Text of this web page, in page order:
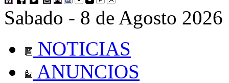
Sabado - 8 de Agosto 2026
NOTICIAS
ANUNCIOS